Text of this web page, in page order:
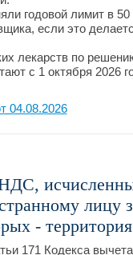
годовой лимит в 50
если это
лекарств по
с 1 октября 2026
04.08.2026
лицу
-
171 Кодекса